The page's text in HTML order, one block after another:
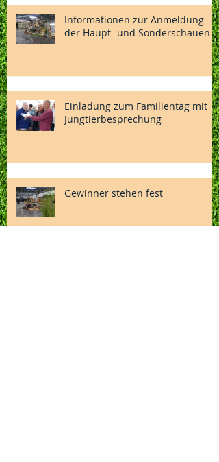
Informationen zur Anmeldung
der Haupt- und Sonderschauen
Einladung zum Familientag mit
Jungtierbesprechung
Gewinner stehen fest